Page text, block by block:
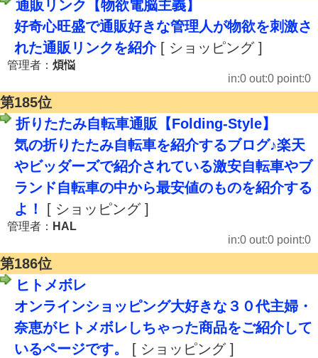
通販リンク【物欲電脳主義】
好奇心旺盛で通販好きな管理人が物欲を刺激さ
れた通販リンクを紹介[ ショッピング ]
管理者： 煩悩
in:0 out:0 point:0
第185位
折りたたみ自転車通販【Folding-Style】
気の折りたたみ自転車を紹介するブログ♪楽天
やビッダーズで紹介されている激安自転車やブ
ランド自転車の中から最安値のものを紹介する
よ！
[ ショッピング ]
管理者： HAL
in:0 out:0 point:0
第186位
ヒトメボレ
オンラインショッピング大好きな３０代主婦・
奈恵がヒトメボレしちゃった商品をご紹介して
いるページです。
[ ショッピング ]